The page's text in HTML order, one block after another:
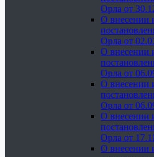
Орла от
О внесении
Орла от
О внесении
Орла от
О внесении
Орла от
О внесении
Орла от
О внесении